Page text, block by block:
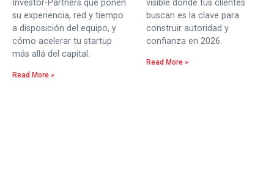
Investor-Partners que ponen
su experiencia, red y tiempo
a disposición del equipo, y
cómo acelerar tu startup
más allá del capital.
Read More »
visible donde tus clientes
buscan es la clave para
construir autoridad y
confianza en 2026.
Read More »